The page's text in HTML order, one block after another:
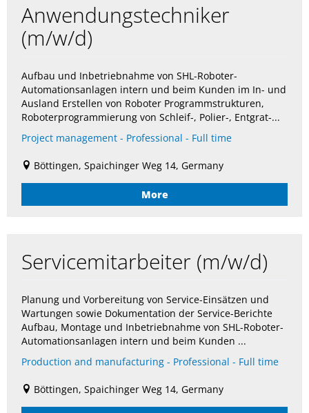
Anwendungstechniker
(m/w/d)
Aufbau und Inbetriebnahme von SHL-Roboter-
Automationsanlagen intern und beim Kunden im In- und
Ausland Erstellen von Roboter Programmstrukturen,
Roboterprogrammierung von Schleif-, Polier-, Entgrat-...
Project management - Professional - Full time
Böttingen, Spaichinger Weg 14, Germany
More
Servicemitarbeiter (m/w/d)
Planung und Vorbereitung von Service-Einsätzen und
Wartungen sowie Dokumentation der Service-Berichte
Aufbau, Montage und Inbetriebnahme von SHL-Roboter-
Automationsanlagen intern und beim Kunden ...
Production and manufacturing - Professional - Full time
Böttingen, Spaichinger Weg 14, Germany